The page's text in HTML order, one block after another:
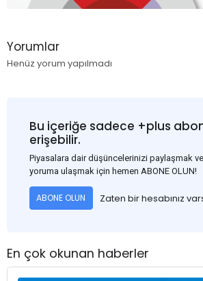
Yorumlar
Henüz yorum yapılmadı
Bu içeriğe sadece +plus
erişebilir.
Piyasalara dair düşüncelerinizi paylaşmak
yoruma ulaşmak için hemen ABONE OLUN!
ABONE OLUN Zaten bir hesabınız
En çok okunan haberler